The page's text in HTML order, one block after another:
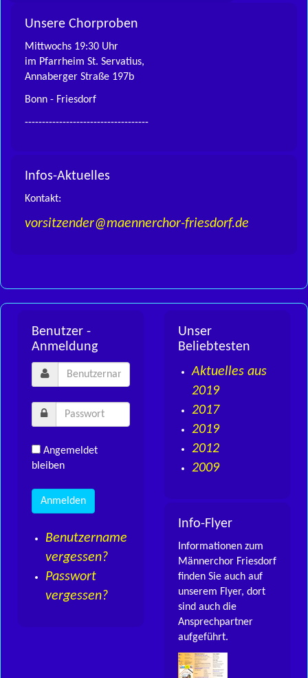
Unsere Chorproben
Mittwochs 19:30 Uhr
im Pfarrheim St. Servatius,
Annaberger Straße 197b
Bonn - Friesdorf
------------------------------------
Infos-Aktuelles
Kontakt:
vorsitzender@maennerchor-friesdorf.de
Benutzer -
Anmeldung
Angemeldet
bleiben
Benutzername
vergessen?
Passwort
vergessen?
Unser
Beliebtesten
Aktuelles aus
2019
2017
2019
2012
2009
Info-Flyer
Informationen zum
Männerchor Friesdorf
finden Sie auch auf
unserem Flyer, dort
sind auch die
Ansprechpartner
aufgeführt.